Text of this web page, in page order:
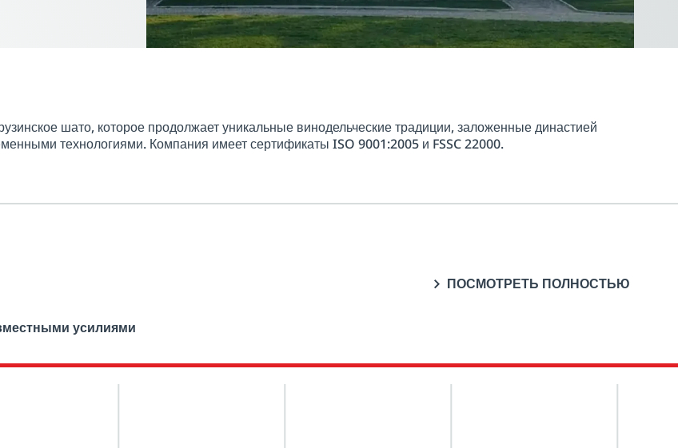
шато, которое продолжает уникальные винодельческие традиции, заложенные династией
технологиями. Компания имеет сертификаты ISO 9001:2005 и FSSC 22000.
ПОСМОТРЕТЬ ПОЛНОСТЬЮ
усилиями